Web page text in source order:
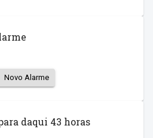
Novo Alarme
daqui 43 horas